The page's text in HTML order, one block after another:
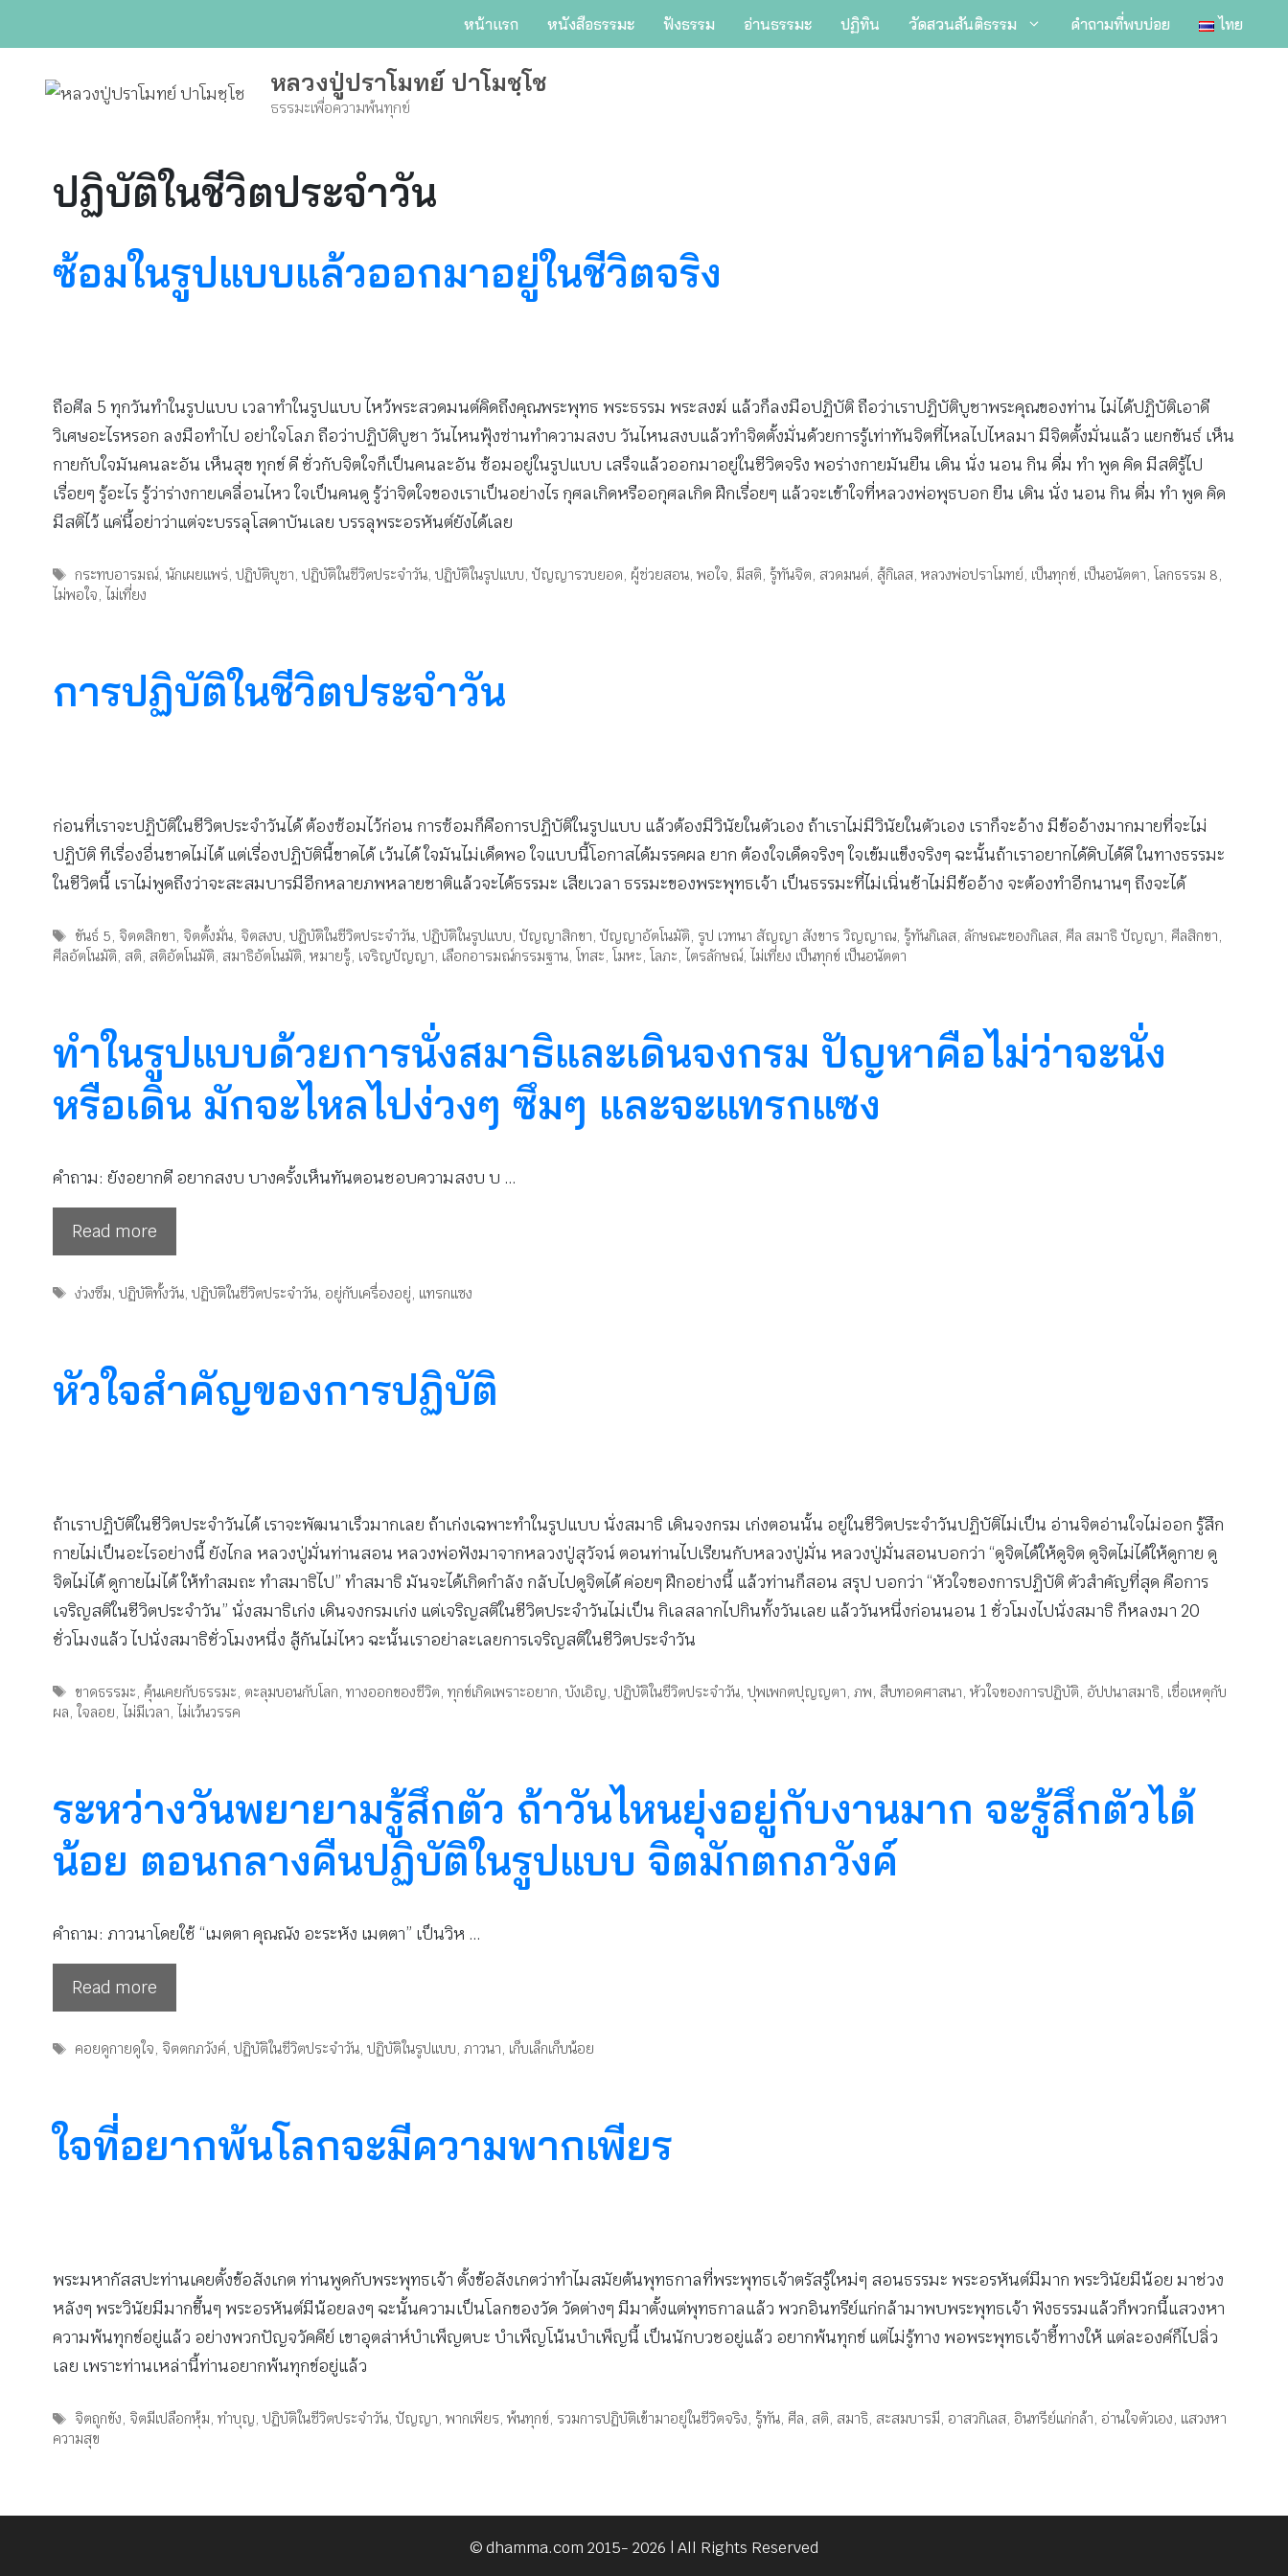
หน้าแรก หนังสือธรรมะ ฟังธรรม อ่านธรรมะ ปฏิทิน วัดสวนสันติธรรม คำถามที่พบบ่อย ไทย
หลวงปู่ปราโมทย์ ปาโมชฺโช
ธรรมะเพื่อความพ้นทุกข์
ปฏิบัติในชีวิตประจำวัน
ซ้อมในรูปแบบแล้วออกมาอยู่ในชีวิตจริง
ถือศีล 5 ทุกวันทำในรูปแบบ เวลาทำในรูปแบบ ไหว้พระสวดมนต์คิดถึงคุณพระพุทธ พระธรรม พระสงฆ์ แล้วก็ลงมือปฏิบัติ ถือว่าเราปฏิบัติบูชาพระคุณของท่าน ไม่ได้ปฏิบัติเอาดี
วิเศษอะไรหรอก ลงมือทำไป อย่าใจโลภ ถือว่าปฏิบัติบูชา วันไหนฟุ้งซ่านทำความสงบ วันไหนสงบแล้วทำจิตตั้งมั่นด้วยการรู้เท่าทันจิตที่ไหลไปไหลมา มีจิตตั้งมั่นแล้ว แยกขันธ์ เห็น
กายกับใจมันคนละอัน เห็นสุข ทุกข์ ดี ชั่วกับจิตใจก็เป็นคนละอัน ซ้อมอยู่ในรูปแบบ เสร็จแล้วออกมาอยู่ในชีวิตจริง พอร่างกายมันยืน เดิน นั่ง นอน กิน ดื่ม ทำ พูด คิด มีสติรู้ไป
เรื่อยๆ รู้อะไร รู้ว่าร่างกายเคลื่อนไหว ใจเป็นคนดู รู้ว่าจิตใจของเราเป็นอย่างไร กุศลเกิดหรืออกุศลเกิด ฝึกเรื่อยๆ แล้วจะเข้าใจที่หลวงพ่อพุธบอก ยืน เดิน นั่ง นอน กิน ดื่ม ทำ พูด คิด
มีสติไว้ แค่นี้อย่าว่าแต่จะบรรลุโสดาบันเลย บรรลุพระอรหันต์ยังได้เลย
Tags
กระทบอารมณ์,นักเผยแพร่,ปฏิบัติบูชา,ปฏิบัติในชีวิตประจำวัน,ปฏิบัติในรูปแบบ,ปัญญารวบยอด, ผู้ช่วยสอน,พอใจ, มีสติ, รู้ทันจิต, สวดมนต์, สู้กิเลส,หลวงพ่อปราโมทย์, เป็นทุกข์, เป็นอนัตตา,โลกธรรม 8,
ไม่พอใจ, ไม่เที่ยง
การปฏิบัติในชีวิตประจำวัน
ก่อนที่เราจะปฏิบัติในชีวิตประจำวันได้ ต้องซ้อมไว้ก่อน การซ้อมก็คือการปฏิบัติในรูปแบบ แล้วต้องมีวินัยในตัวเอง ถ้าเราไม่มีวินัยในตัวเอง เราก็จะอ้าง มีข้ออ้างมากมายที่จะไม่
ปฏิบัติ ทีเรื่องอื่นขาดไม่ได้ แต่เรื่องปฏิบัตินี้ขาดได้ เว้นได้ ใจมันไม่เด็ดพอ ใจแบบนี้โอกาสได้มรรคผล ยาก ต้องใจเด็ดจริงๆ ใจเข้มแข็งจริงๆ ฉะนั้นถ้าเราอยากได้ดิบได้ดี ในทางธรรมะ
ในชีวิตนี้ เราไม่พูดถึงว่าจะสะสมบารมีอีกหลายภพหลายชาติแล้วจะได้ธรรมะ เสียเวลา ธรรมะของพระพุทธเจ้า เป็นธรรมะที่ไม่เนิ่นช้าไม่มีข้ออ้าง จะต้องทำอีกนานๆ ถึงจะได้
Tags
ขันธ์ 5 จิตตสิกขา จิตตั้งมั่น จิตสงบ ,ปฏิบัติในชีวิตประจำวัน ,ปฏิบัติในรูปแบบ ,ปัญญาสิกขา ,ปัญญาอัตโนมัติ รูป เวทนา สัญญา สังขาร วิญญาณ รู้ทันกิเลส ลักษณะของกิเลส ศีล สมาธิ ปัญญา ศีลสิกขา
ศีลอัตโนมัติ สติ สติอัตโนมัติ สมาธิอัตโนมัติ หมายรู้ เจริญปัญญา เลือกอารมณ์กรรมฐาน โทสะ โมหะ โลภะ ไตรลักษณ์ ไม่เที่ยง เป็นทุกข์ เป็นอนัตตา
ทำในรูปแบบด้วยการนั่งสมาธิและเดินจงกรม ปัญหาคือไม่ว่าจะนั่ง
หรือเดิน มักจะไหลไปง่วงๆ ซึมๆ และจะแทรกแซง
คำถาม: ยังอยากดี อยากสงบ บางครั้งเห็นทันตอนชอบความสงบ บ …
Read more
Tags
ง่วงซึม ,ปฏิบัติทั้งวัน ,ปฏิบัติในชีวิตประจำวัน อยู่กับเครื่องอยู่ แทรกแซง
หัวใจสำคัญของการปฏิบัติ
ถ้าเราปฏิบัติในชีวิตประจำวันได้ เราจะพัฒนาเร็วมากเลย ถ้าเก่งเฉพาะทำในรูปแบบ นั่งสมาธิ เดินจงกรม เก่งตอนนั้น อยู่ในชีวิตประจำวันปฏิบัติไม่เป็น อ่านจิตอ่านใจไม่ออก รู้สึก
กายไม่เป็นอะไรอย่างนี้ ยังไกล หลวงปู่มั่นท่านสอน หลวงพ่อฟังมาจากหลวงปู่สุวัจน์ ตอนท่านไปเรียนกับหลวงปู่มั่น หลวงปู่มั่นสอนบอกว่า “ดูจิตได้ให้ดูจิต ดูจิตไม่ได้ให้ดูกาย ดู
จิตไม่ได้ ดูกายไม่ได้ ให้ทำสมถะ ทำสมาธิไป” ทำสมาธิ มันจะได้เกิดกำลัง กลับไปดูจิตได้ ค่อยๆ ฝึกอย่างนี้ แล้วท่านก็สอน สรุป บอกว่า “หัวใจของการปฏิบัติ ตัวสำคัญที่สุด คือการ
เจริญสติในชีวิตประจำวัน” นั่งสมาธิเก่ง เดินจงกรมเก่ง แต่เจริญสติในชีวิตประจำวันไม่เป็น กิเลสลากไปกินทั้งวันเลย แล้ววันหนึ่งก่อนนอน 1 ชั่วโมงไปนั่งสมาธิ ก็หลงมา 20
ชั่วโมงแล้ว ไปนั่งสมาธิชั่วโมงหนึ่ง สู้กันไม่ไหว ฉะนั้นเราอย่าละเลยการเจริญสติในชีวิตประจำวัน
Tags
ขาดธรรมะ คุ้นเคยกับธรรมะ ตะลุมบอนกับโลก ,ทางออกของชีวิต ,ทุกข์เกิดเพราะอยาก ,บังเอิญ ,ปฏิบัติในชีวิตประจำวัน ,ปุพเพกตปุญญตา ,ภพ สืบทอดศาสนา ,หัวใจของการปฏิบัติ อัปปนาสมาธิ เชื่อเหตุกับ
ผล ใจลอย ไม่มีเวลา ไม่เว้นวรรค
ระหว่างวันพยายามรู้สึกตัว ถ้าวันไหนยุ่งอยู่กับงานมาก จะรู้สึกตัวได้
น้อย ตอนกลางคืนปฏิบัติในรูปแบบ จิตมักตกภวังค์
คำถาม: ภาวนาโดยใช้ “เมตตา คุณณัง อะระหัง เมตตา” เป็นวิห …
Read more
Tags
คอยดูกายดูใจ, จิตตกภวังค์,ปฏิบัติในชีวิตประจำวัน,ปฏิบัติในรูปแบบ,ภาวนา, เก็บเล็กเก็บน้อย
ใจที่อยากพ้นโลกจะมีความพากเพียร
พระมหากัสสปะท่านเคยตั้งข้อสังเกต ท่านพูดกับพระพุทธเจ้า ตั้งข้อสังเกตว่าทำไมสมัยต้นพุทธกาลที่พระพุทธเจ้าตรัสรู้ใหม่ๆ สอนธรรมะ พระอรหันต์มีมาก พระวินัยมีน้อย มาช่วง
หลังๆ พระวินัยมีมากขึ้นๆ พระอรหันต์มีน้อยลงๆ ฉะนั้นความเป็นโลกของวัด วัดต่างๆ มีมาตั้งแต่พุทธกาลแล้ว พวกอินทรีย์แก่กล้ามาพบพระพุทธเจ้า ฟังธรรมแล้วก็พวกนี้แสวงหา
ความพ้นทุกข์อยู่แล้ว อย่างพวกปัญจวัคคีย์ เขาอุตส่าห์บำเพ็ญตบะ บำเพ็ญโน้นบำเพ็ญนี้ เป็นนักบวชอยู่แล้ว อยากพ้นทุกข์ แต่ไม่รู้ทาง พอพระพุทธเจ้าชี้ทางให้ แต่ละองค์ก็ไปลิ่ว
เลย เพราะท่านเหล่านี้ท่านอยากพ้นทุกข์อยู่แล้ว
Tags
จิตถูกขัง, จิตมีเปลือกหุ้ม,ทำบุญ,ปฏิบัติในชีวิตประจำวัน,ปัญญา,พากเพียร,พ้นทุกข์, รวมการปฏิบัติเข้ามาอยู่ในชีวิตจริง, รู้ทัน, ศีล, สติ, สมาธิ, สะสมบารมี, อาสวกิเลส, อินทรีย์แก่กล้า, อ่านใจตัวเอง, แสวงหา
ความสุข
© dhamma.com 2015- 2026 | All Rights Reserved